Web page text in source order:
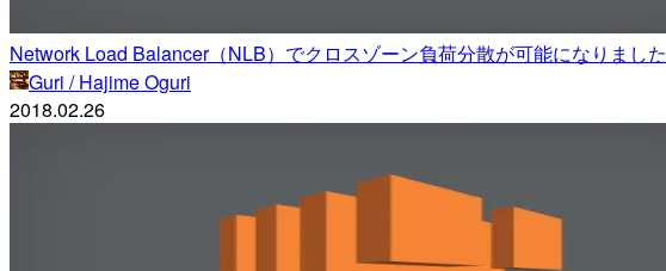
Network Load Balancer（NLB）でクロスゾーン負荷分散が可能になりました
Guri / Hajime Oguri
2018.02.26